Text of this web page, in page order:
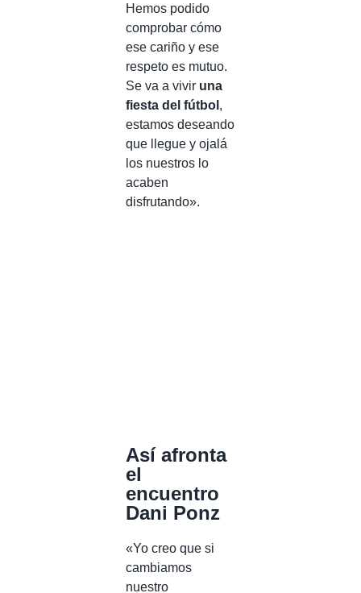
Hemos podido
comprobar cómo
ese cariño y ese
respeto es mutuo.
Se va a vivir una
fiesta del fútbol ,
estamos deseando
que llegue y ojalá
los nuestros lo
acaben
disfrutando».
Así afronta
el
encuentro
Dani Ponz
«Yo creo que si
cambiamos
nuestro